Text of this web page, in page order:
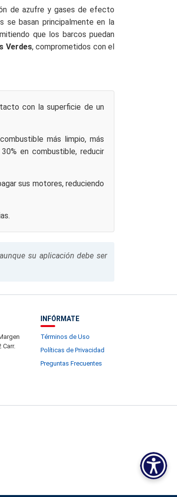
de azufre y gases de efecto
se basan principalmente en la
que los barcos puedan
Verdes, comprometidos con el
con la superficie de un
más limpio, más
en combustible, reducir
sus motores, reduciendo
su aplicación debe ser
Carr.
INFÓRMATE
Términos de Uso
Políticas de Privacidad
Preguntas Frecuentes